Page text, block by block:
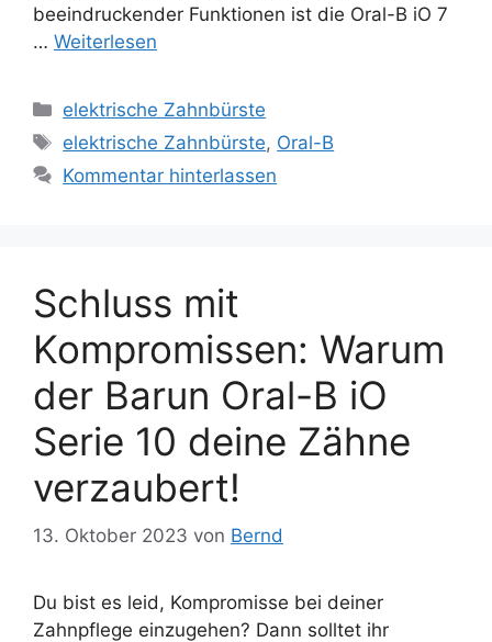
beeindruckender Funktionen ist die Oral-B iO 7
… Weiterlesen
Kategorien
elektrische Zahnbürste
Schlagwörter
elektrische Zahnbürste, Oral-B
Kommentar hinterlassen
Schluss mit
Kompromissen: Warum
der Barun Oral-B iO
Serie 10 deine Zähne
verzaubert!
13. Oktober 2023 von Bernd
Du bist es leid, Kompromisse bei deiner
Zahnpflege einzugehen? Dann solltet ihr